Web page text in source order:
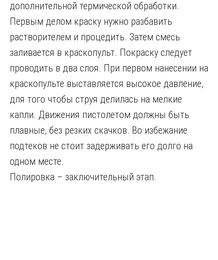
дополнительной термической обработки.
Первым делом краску нужно разбавить
растворителем и процедить. Затем смесь
заливается в краскопульт. Покраску следует
проводить в два слоя. При первом нанесении на
краскопульте выставляется высокое давление,
для того чтобы струя делилась на мелкие
капли. Движения пистолетом должны быть
плавные, без резких скачков. Во избежание
подтеков не стоит задерживать его долго на
одном месте.
Полировка – заключительный этап.